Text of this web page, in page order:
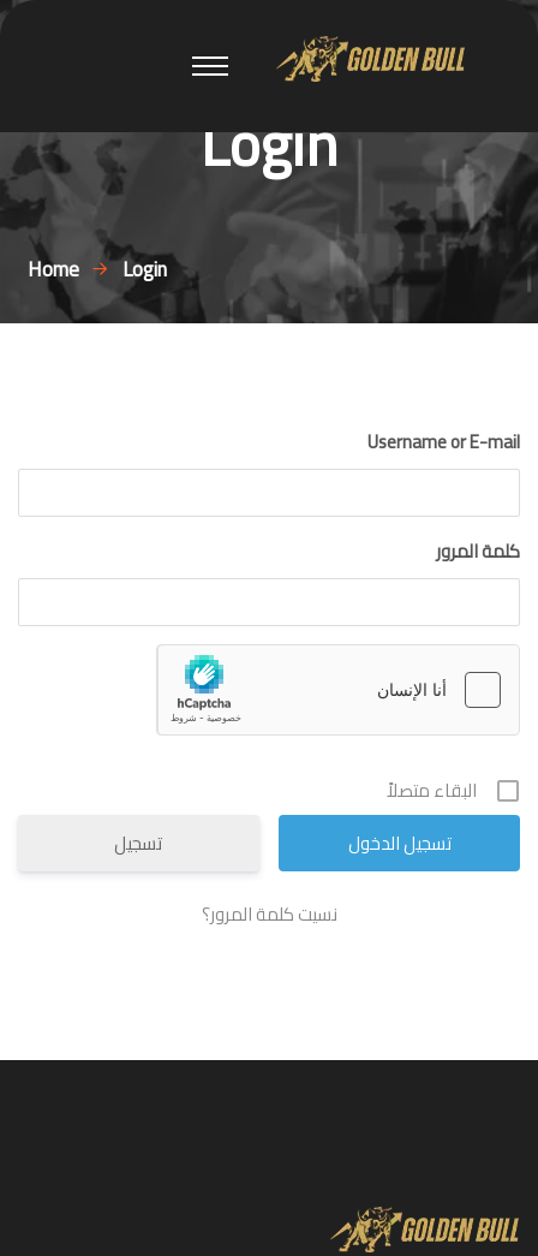
Login
Home Login
Username or E-mail
كلمة المرور
البقاء متصلاً
تسجيل
نسيت كلمة المرور؟